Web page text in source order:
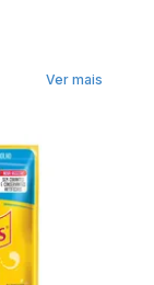
Ver mais